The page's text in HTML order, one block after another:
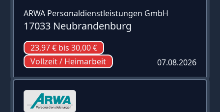
ARWA Personaldienstleistungen GmbH
17033 Neubrandenburg
23,97 € bis 30,00 €
Vollzeit / Heimarbeit
07.08.2026